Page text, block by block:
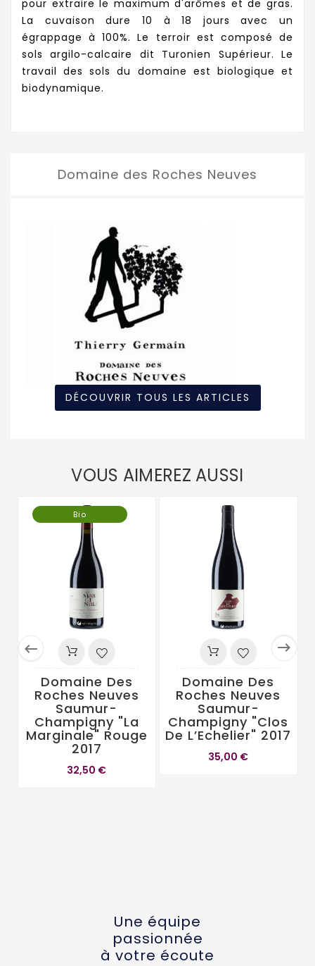
pour extraire le maximum d'arômes et de gras.
La cuvaison dure 10 à 18 jours avec un
égrappage à 100%. Le terroir est composé de
sols argilo-calcaire dit Turonien Supérieur. Le
travail des sols du domaine est biologique et
biodynamique.
Domaine des Roches Neuves
DÉCOUVRIR TOUS LES ARTICLES
VOUS AIMEREZ AUSSI
 
Bio
Domaine Des
Roches Neuves
Saumur-
Champigny "La
Marginale" Rouge
2017
32,50 €
Domaine Des
Roches Neuves
Saumur-
Champigny "Clos
De L’Echelier" 2017
35,00 €
Une équipe
passionnée
à votre écoute